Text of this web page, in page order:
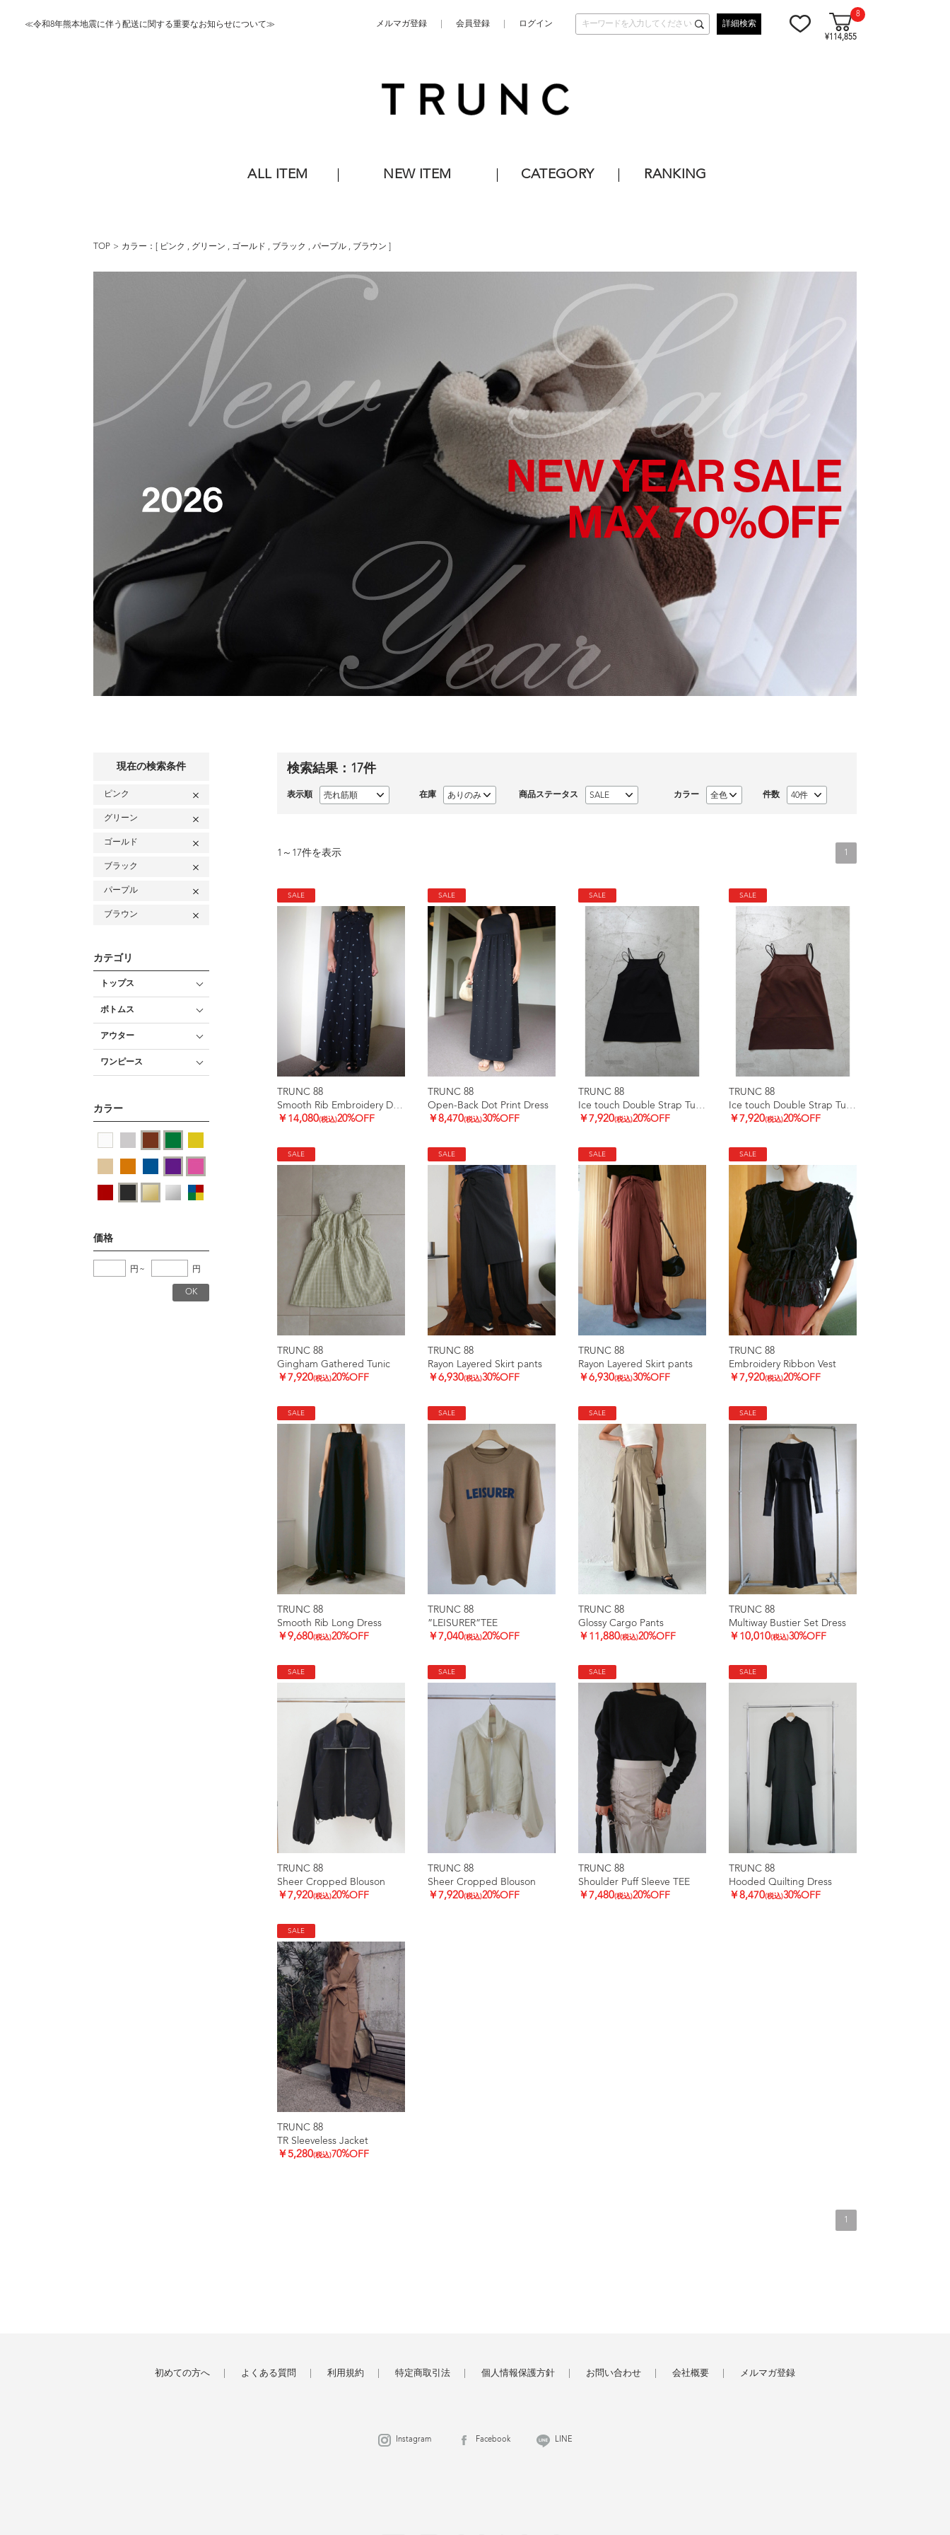
≪令和8年熊本地震に伴う配送に関する重要なお知らせについて≫ メルマガ登録 会員登録 ログイン 詳細検索
8
¥114,855
ALL ITEM NEW ITEM CATEGORY RANKING
TOP カラー：[ ピンク , グリーン , ゴールド , ブラック , パープル , ブラウン
現在の検索条件
ピンク
グリーン
ゴールド
ブラック
パープル
ブラウン
カテゴリ
トップス
ボトムス
アウター
ワンピース
カラー
価格
円 ~ 円
検索結果： 17件
表示順 在庫 商品ステータス カラー 件数
1 ～ 17件を表示 1
SALE
TRUNC 88
Smooth Rib Embroidery Dress
￥14,080(税込)20%OFF
SALE
TRUNC 88
Open-Back Dot Print Dress
￥8,470(税込)30%OFF
SALE
TRUNC 88
Ice touch Double Strap Tunic
￥7,920(税込)20%OFF
SALE
TRUNC 88
Ice touch Double Strap Tunic
￥7,920(税込)20%OFF
SALE
TRUNC 88
Gingham Gathered Tunic
￥7,920(税込)20%OFF
SALE
TRUNC 88
Rayon Layered Skirt pants
￥6,930(税込)30%OFF
SALE
TRUNC 88
Rayon Layered Skirt pants
￥6,930(税込)30%OFF
SALE
TRUNC 88
Embroidery Ribbon Vest
￥7,920(税込)20%OFF
SALE
TRUNC 88
Smooth Rib Long Dress
￥9,680(税込)20%OFF
SALE
TRUNC 88
”LEISURER”TEE
￥7,040(税込)20%OFF
SALE
TRUNC 88
Glossy Cargo Pants
￥11,880(税込)20%OFF
SALE
TRUNC 88
Multiway Bustier Set Dress
￥10,010(税込)30%OFF
SALE
TRUNC 88
Sheer Cropped Blouson
￥7,920(税込)20%OFF
SALE
TRUNC 88
Sheer Cropped Blouson
￥7,920(税込)20%OFF
SALE
TRUNC 88
Shoulder Puff Sleeve TEE
￥7,480(税込)20%OFF
SALE
TRUNC 88
Hooded Quilting Dress
￥8,470(税込)30%OFF
SALE
TRUNC 88
TR Sleeveless Jacket
￥5,280(税込)70%OFF
1
初めての方へ よくある質問 利用規約 特定商取引法 個人情報保護方針 お問い合わせ 会社概要 メルマガ登録
Instagram Facebook LINE